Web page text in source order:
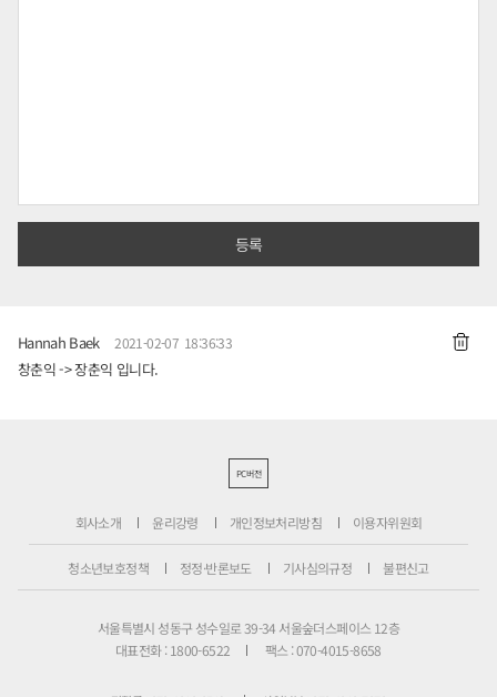
Hannah Baek 2021-02-07 18:36:33
창춘익 -> 장춘익 입니다.
PC버전
회사소개 윤리강령 개인정보처리방침 이용자위원회
청소년보호정책 정정·반론보도 기사심의규정 불편신고
서울특별시 성동구 성수일로 39-34 서울숲더스페이스 12층
대표전화 : 1800-6522
팩스 : 070-4015-8658